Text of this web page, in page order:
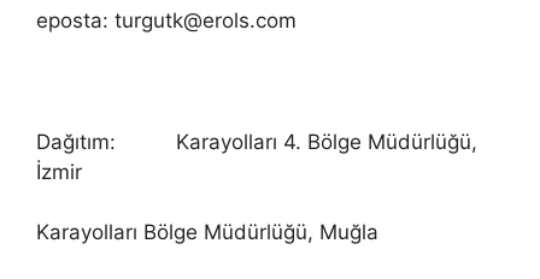
eposta: turgutk@erols.com
Dağıtım: Karayolları 4. Bölge Müdürlüğü,
İzmir
Karayolları Bölge Müdürlüğü, Muğla